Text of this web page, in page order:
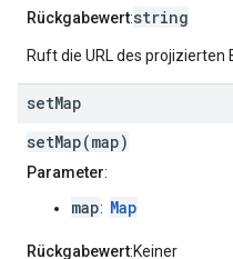
Rückgabewert:string
Ruft die URL des projizierten
setMap
setMap(map)
Parameter:
map: Map
Rückgabewert:Keiner